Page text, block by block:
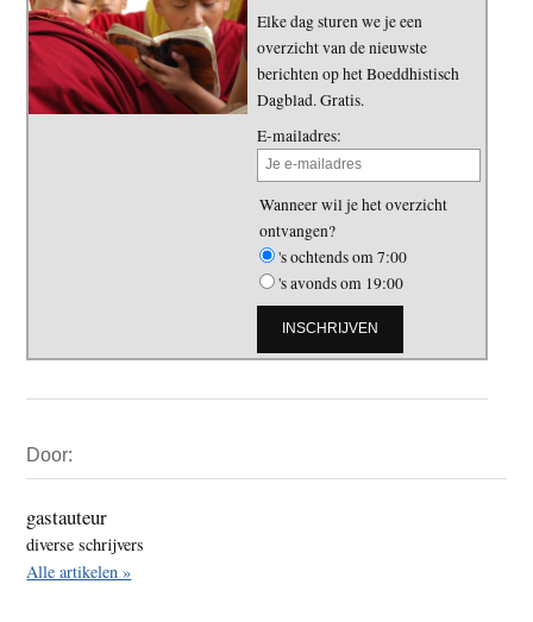
Elke dag sturen we je een
overzicht van de nieuwste
berichten op het Boeddhistisch
Dagblad. Gratis.
E-mailadres:
Wanneer wil je het overzicht
ontvangen?
's ochtends om 7:00
's avonds om 19:00
Sidebar
Door:
gastauteur
diverse schrijvers
Alle artikelen »